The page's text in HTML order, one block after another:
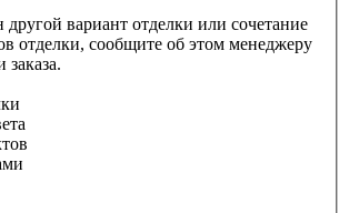
вариант отделки или сочетание
отделки, сообщите об этом менеджеру